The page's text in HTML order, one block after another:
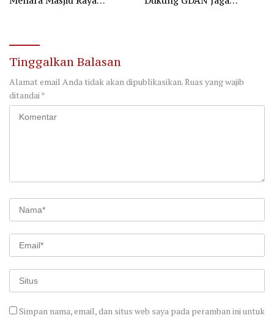
Tinggalkan Balasan
Alamat email Anda tidak akan dipublikasikan.Ruas yang wajib
ditandai*
Simpan nama, email, dan situs web saya pada peramban ini untuk